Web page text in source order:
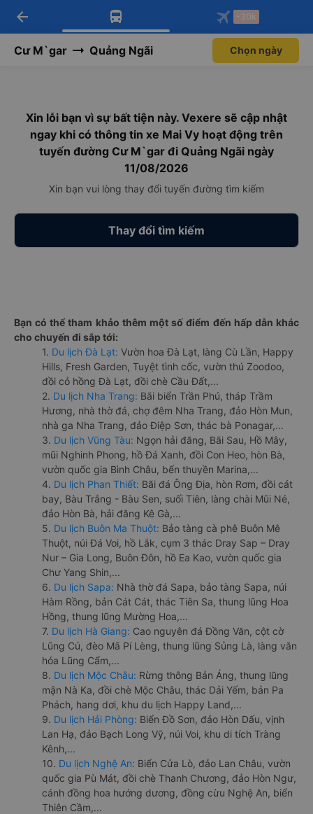
Tải app Vexere ngay!
Nhận ưu đãi thành viên độc
Mở app
Tải app Vexere
-30k/ghế khi đặt vé máy bay qua
Mở app
arrow_back -30k
Cư M`gar Quảng Ngãi Chọn ngày
Xin lỗi bạn vì sự bất tiện này. Vexere sẽ cập nhật
ngay khi có thông tin xe Mai Vy hoạt động trên
tuyến đường Cư M`gar đi Quảng Ngãi ngày
11/08/2026
Xin bạn vui lòng thay đổi tuyến đường tìm kiếm
Thay đổi tìm kiếm
Bạn có thể tham khảo thêm một số điểm đến hấp dẫn khác
cho chuyến đi sắp tới:
1. Du lịch Đà Lạt: Vườn hoa Đà Lạt, làng Cù Lần, Happy
Hills, Fresh Garden, Tuyệt tình cốc, vườn thú Zoodoo,
đồi cỏ hồng Đà Lạt, đồi chè Cầu Đất,...
2. Du lịch Nha Trang: Bãi biển Trần Phú, tháp Trầm
Hương, nhà thờ đá, chợ đêm Nha Trang, đảo Hòn Mun,
nhà ga Nha Trang, đảo Điệp Sơn, thác bà Ponagar,...
3. Du lịch Vũng Tàu: Ngọn hải đăng, Bãi Sau, Hồ Mây,
mũi Nghinh Phong, hồ Đá Xanh, đồi Con Heo, hòn Bà,
vườn quốc gia Bình Châu, bến thuyền Marina,...
4. Du lịch Phan Thiết: Bãi đá Ông Địa, hòn Rơm, đồi cát
bay, Bàu Trắng - Bàu Sen, suối Tiên, làng chài Mũi Né,
đảo Hòn Bà, hải đăng Kê Gà,...
5. Du lịch Buôn Ma Thuột: Bảo tàng cà phê Buôn Mê
Thuột, núi Đá Voi, hồ Lắk, cụm 3 thác Dray Sap – Dray
Nur – Gia Long, Buôn Đôn, hồ Ea Kao, vườn quốc gia
Chư Yang Shin,...
6. Du lịch Sapa: Nhà thờ đá Sapa, bảo tàng Sapa, núi
Hàm Rồng, bản Cát Cát, thác Tiên Sa, thung lũng Hoa
Hồng, thung lũng Mường Hoa,...
7. Du lịch Hà Giang: Cao nguyên đá Đồng Văn, cột cờ
Lũng Cú, đèo Mã Pí Lèng, thung lũng Sủng Là, làng văn
hóa Lũng Cẩm,...
8. Du lịch Mộc Châu: Rừng thông Bản Áng, thung lũng
mận Nà Ka, đồi chè Mộc Châu, thác Dải Yếm, bản Pa
Phách, hang dơi, khu du lịch Happy Land,...
9. Du lịch Hải Phòng: Biển Đồ Sơn, đảo Hòn Dấu, vịnh
Lan Hạ, đảo Bạch Long Vỹ, núi Voi, khu di tích Tràng
Kênh,...
10. Du lịch Nghệ An: Biển Cửa Lò, đảo Lan Châu, vườn
quốc gia Pù Mát, đồi chè Thanh Chương, đảo Hòn Ngư,
cánh đồng hoa hướng dương, đồng cừu Nghệ An, biển
Thiên Cầm,...